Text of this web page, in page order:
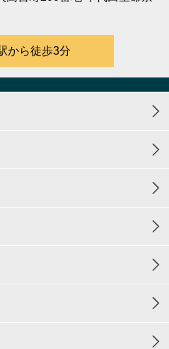
から徒歩3分